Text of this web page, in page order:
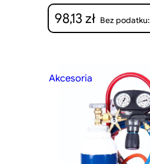
98,13 zł Bez podatku:
Akcesoria